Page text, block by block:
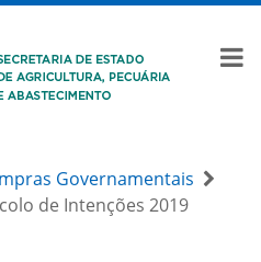
Governamentais
de Intenções 2019